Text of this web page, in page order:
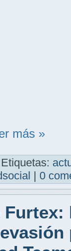
más »
Etiquetas:
0
Furtex: